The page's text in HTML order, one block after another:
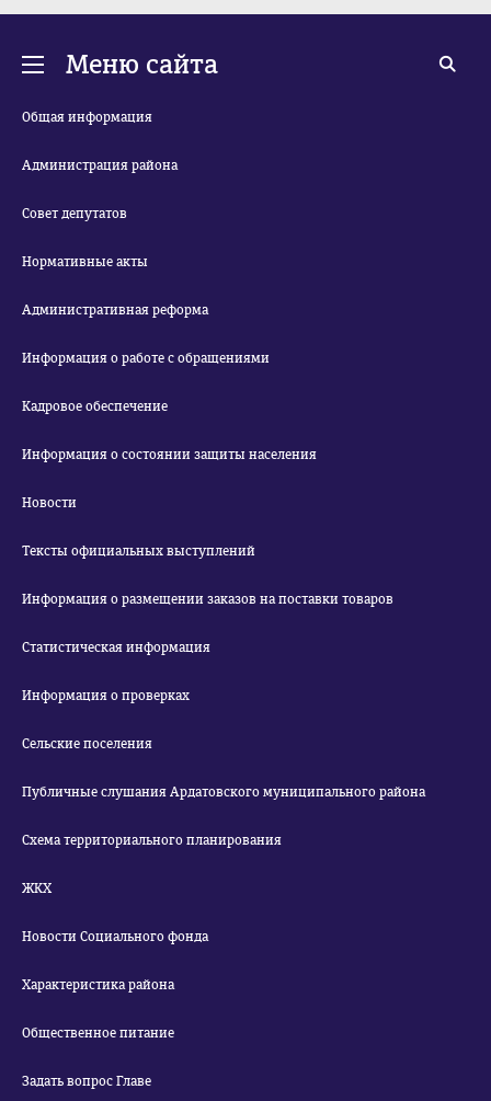
Меню сайта
Общая информация
Администрация района
Совет депутатов
Нормативные акты
Административная реформа
Информация о работе с обращениями
Кадровое обеспечение
Информация о состоянии защиты населения
Новости
Тексты официальных выступлений
Информация о размещении заказов на поставки товаров
Статистическая информация
Информация о проверках
Сельские поселения
Публичные слушания Ардатовского муниципального района
Схема территориального планирования
ЖКХ
Новости Социального фонда
Характеристика района
Общественное питание
Задать вопрос Главе